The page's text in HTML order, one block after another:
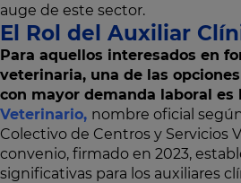
auge de este sector.
El Rol del Auxiliar
Para aquellos interesados en
veterinaria, una de las
con mayor demanda laboral es
Veterinario, nombre oficial
Colectivo de Centros y Servicios
convenio, firmado en 2023,
significativas para los auxiliares